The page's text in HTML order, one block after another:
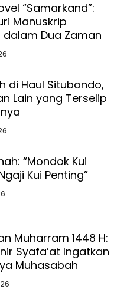
“Samarkand”:
Manuskrip
dalam Dua Zaman
di Haul Situbondo,
Lain yang Terselip
“Mondok Kui
Kui Penting”
Muharram 1448 H:
Syafa’at Ingatkan
Muhasabah